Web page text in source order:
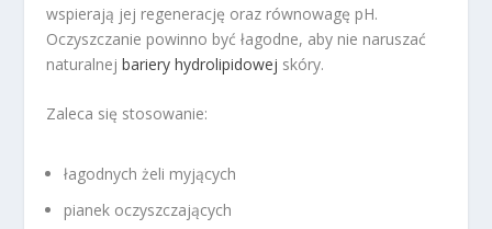
wspierają jej regenerację oraz równowagę pH.
Oczyszczanie powinno być łagodne, aby nie naruszać
naturalnejbariery hydrolipidowej skóry.
Zaleca się stosowanie:
łagodnych żeli myjących
pianek oczyszczających